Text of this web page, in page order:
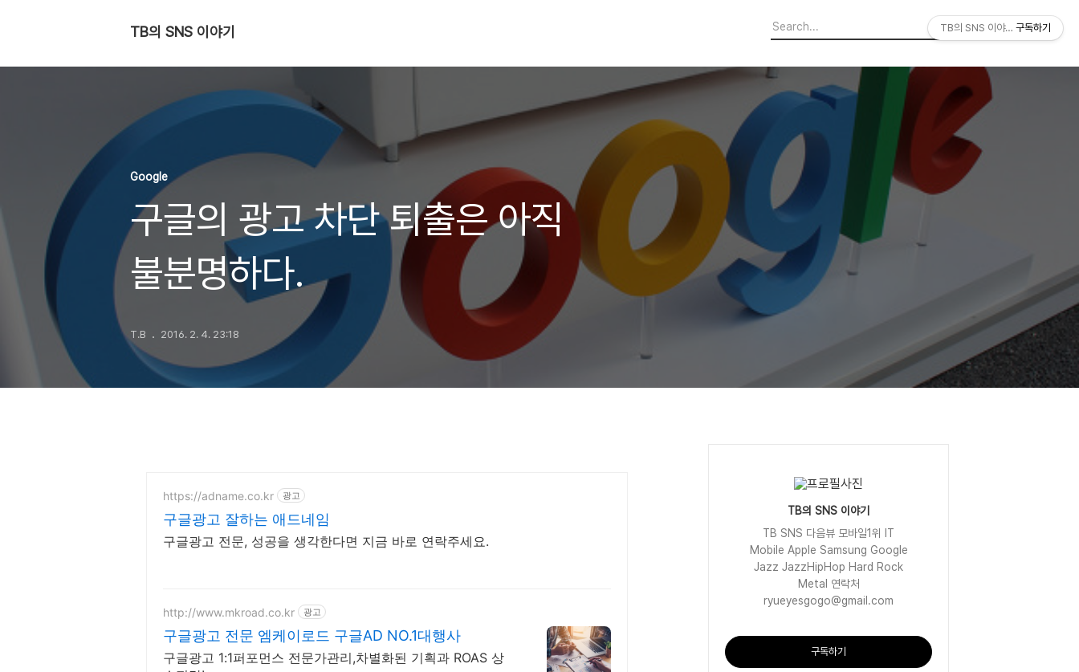
TB의 SNS 이야기
Google
구글의 광고 차단 퇴출은 아직
불분명하다.
T.B 2016. 2. 4. 23:18
https://adname.co.kr 광고
구글광고 잘하는 애드네임
구글광고 전문, 성공을 생각한다면 지금 바로 연락주세요.
http://www.mkroad.co.kr 광고
구글광고 전문 엠케이로드 구글AD NO.1대행사
구글광고 1:1퍼포먼스 전문가관리,차별화된 기획과 ROAS 상
TB의 SNS 이야기
TB SNS 다음뷰 모바일1위 IT
Mobile Apple Samsung Google
Jazz JazzHipHop Hard Rock
Metal 연락처
ryueyesgogo@gmail.com
구독하기
TB의 SNS 이야기 구독하기